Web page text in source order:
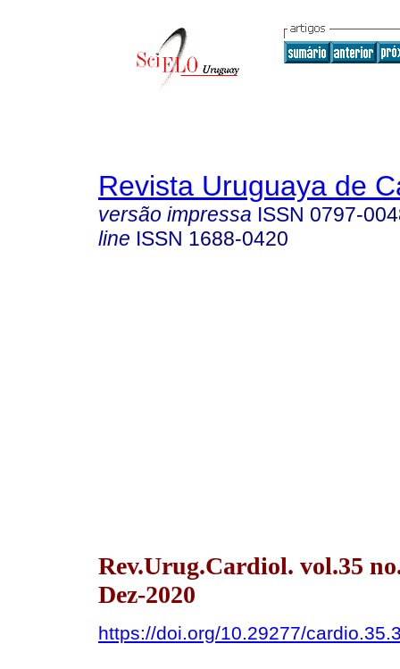
Revista Uruguaya de
versão impressa ISSN 0797-
line ISSN 1688-0420
Rev.Urug.Cardiol. vol.35
Dez-2020
https://doi.org/10.29277/